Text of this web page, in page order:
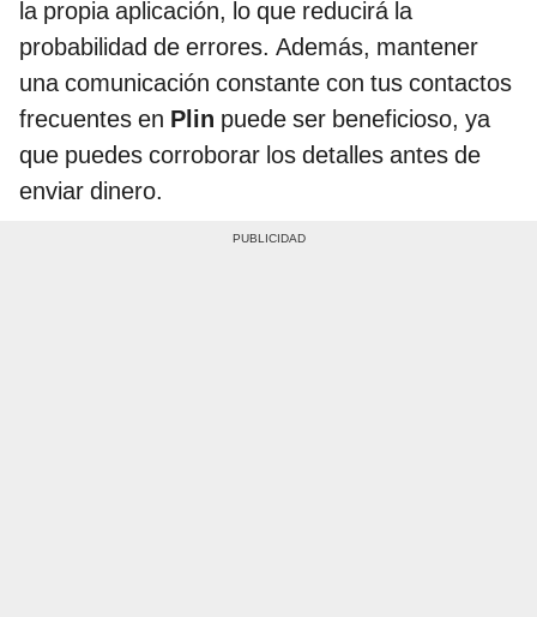
la propia aplicación, lo que reducirá la
probabilidad de errores. Además, mantener
una comunicación constante con tus contactos
frecuentes en Plin puede ser beneficioso, ya
que puedes corroborar los detalles antes de
enviar dinero.